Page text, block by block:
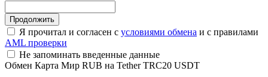
Я прочитал и согласен с условиями обмена и с правилами
AML проверки
Не запоминать введенные данные
Обмен Карта Мир RUB на Tether TRC20 USDT